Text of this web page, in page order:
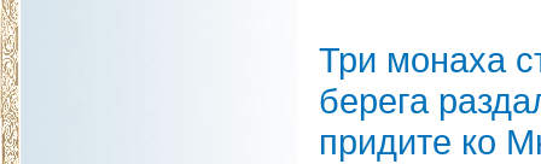
Три монаха
берега
придите ко